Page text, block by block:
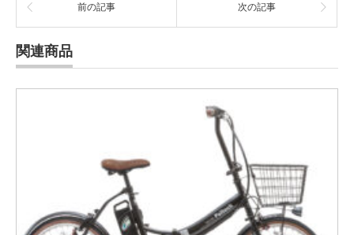
前の記事 次の記事
関連商品